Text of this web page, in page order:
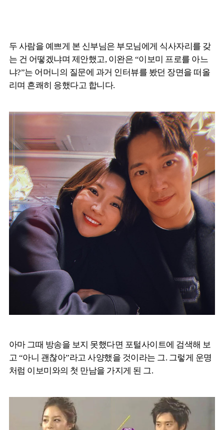
두 사람을 예쁘게 본 신부님은 부모님에게 식사자리를 갖
는 건 어떻겠냐며 제안했고, 이완은 “이보미 프로를 아느
냐?”는 어머니의 질문에 과거 인터뷰를 봤던 장면을 떠올
리며 흔쾌히 응했다고 합니다.
아마 그때 방송을 보지 못했다면 포털사이트에 검색해 보
고 “아니 괜찮아”라고 사양했을 것이라는 그. 그렇게 운명
처럼 이보미와의 첫 만남을 가지게 된 그.